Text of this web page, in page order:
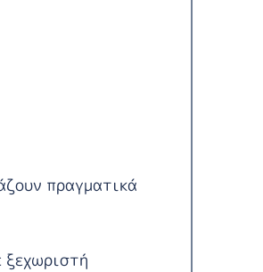
πραγματικά
ξεχωριστή